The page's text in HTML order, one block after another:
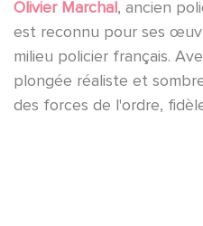
Olivier Marchal, ancien
est reconnu pour ses
milieu policier français.
plongée réaliste et
des forces de l'ordre,